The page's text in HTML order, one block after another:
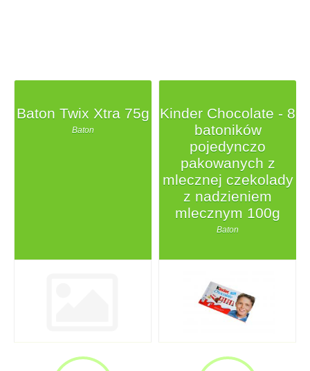
Baton Twix Xtra 75g
Baton
Kinder Chocolate - 8
batoników
pojedynczo
pakowanych z
mlecznej czekolady
z nadzieniem
mlecznym 100g
Baton